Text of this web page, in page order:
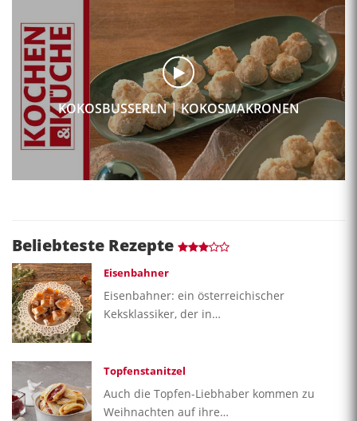
KOKOSBUSSERLN | KOKOSMAKRONEN
Beliebteste Rezepte
Eisenbahner
Eisenbahner: ein österreichischer
Keksklassiker, der in…
Topfenstanitzel
Auch die Topfen-Liebhaber kommen zu
Weihnachten auf ihre…